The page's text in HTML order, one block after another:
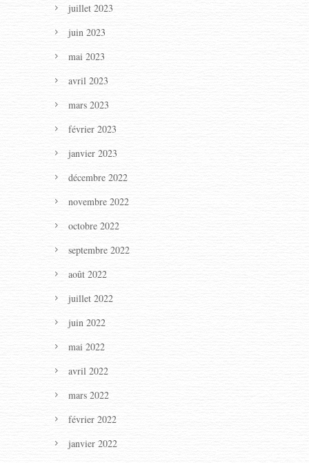
juillet 2023
juin 2023
mai 2023
avril 2023
mars 2023
février 2023
janvier 2023
décembre 2022
novembre 2022
octobre 2022
septembre 2022
août 2022
juillet 2022
juin 2022
mai 2022
avril 2022
mars 2022
février 2022
janvier 2022